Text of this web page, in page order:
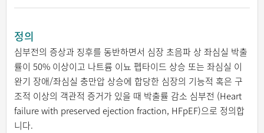
정의
심부전의 증상과 징후를 동반하면서 심장 초음파 상 좌심실 박출
률이 50% 이상이고 나트륨 이뇨 펩타이드 상승 또는 좌심실 이
완기 장애/좌심실 충만압 상승에 합당한 심장의 기능적 혹은 구
조적 이상의 객관적 증거가 있을 때 박출률 감소 심부전 (Heart
failure with preserved ejection fraction, HFpEF)으로 정의합
니다.